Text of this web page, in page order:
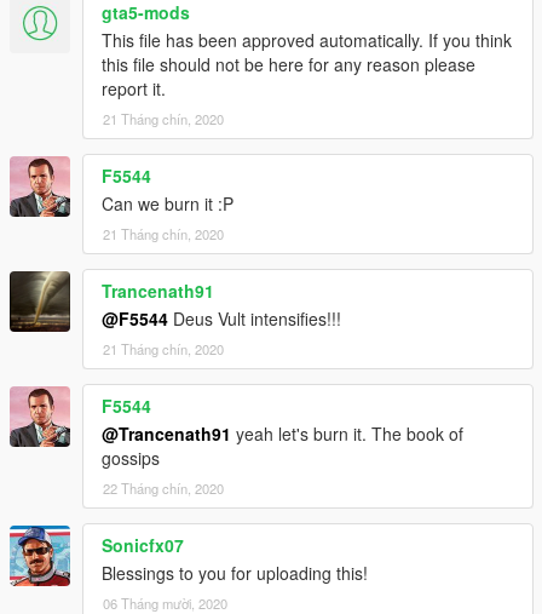
gta5-mods
This file has been approved automatically. If you think
this file should not be here for any reason please
report it.
21 Tháng chín, 2020
F5544
Can we burn it :P
21 Tháng chín, 2020
Trancenath91
@F5544 Deus Vult intensifies!!!
21 Tháng chín, 2020
F5544
@Trancenath91 yeah let's burn it. The book of
gossips
22 Tháng chín, 2020
Sonicfx07
Blessings to you for uploading this!
06 Tháng mười, 2020